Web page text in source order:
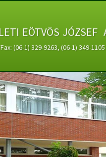
eötvös
(06-1) 329-9263, (06-1) 349-